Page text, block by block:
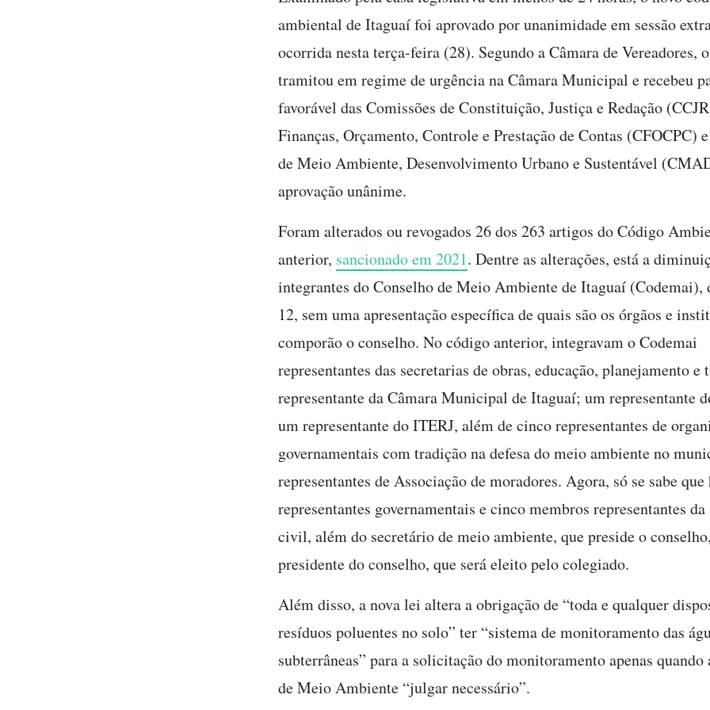
ambiental de Itaguaí foi aprovado por unanimidade em sessão
ocorrida nesta terça-feira (28). Segundo a Câmara de Vereadores,
tramitou em regime de urgência na Câmara Municipal e recebeu
favorável das Comissões de Constituição, Justiça e Redação
Finanças, Orçamento, Controle e Prestação de Contas (CFOCPC)
de Meio Ambiente, Desenvolvimento Urbano e Sustentável
aprovação unânime.
Foram alterados ou revogados 26 dos 263 artigos do Código
anterior, sancionado em 2021. Dentre as alterações, está a
integrantes do Conselho de Meio Ambiente de Itaguaí (Codemai),
12, sem uma apresentação específica de quais são os órgãos e
comporão o conselho. No código anterior, integravam o Codemai
representantes das secretarias de obras, educação, planejamento
representante da Câmara Municipal de Itaguaí; um representante
um representante do ITERJ, além de cinco representantes de
governamentais com tradição na defesa do meio ambiente no
representantes de Associação de moradores. Agora, só se sabe que
representantes governamentais e cinco membros representantes da
civil, além do secretário de meio ambiente, que preside o
presidente do conselho, que será eleito pelo colegiado.
Além disso, a nova lei altera a obrigação de “toda e qualquer
resíduos poluentes no solo” ter “sistema de monitoramento das
subterrâneas” para a solicitação do monitoramento apenas quando
de Meio Ambiente “julgar necessário”.